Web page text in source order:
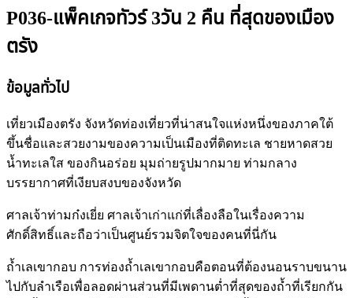
P036-แพ็คเกจทัวร์ 3วัน 2 คืน ที่สุดของเมือง
ตรัง
ข้อมูลทั่วไป
เที่ยวเมืองตรัง จังหวัดท่องเที่ยวที่น่าสนใจแห่งหนึ่งของภาคใต้
ขึ้นชื่อและสวยงามของความเป็นเมืองที่ติดทะเล ชายหาดสวย
น้ำทะเลใส ของกินอร่อย มุมถ่ายรูปมากมาย ท่ามกลาง
บรรยากาศที่เงียบสงบของจังหวัด
ศาลเจ้าท่ามก๋งเยี่ย ศาลเจ้าเก่าแก่ที่เลื่องลือในเรื่องความ
ศักดิ์สิทธิ์และถือว่าเป็นศูนย์รวมจิตใจของคนที่นี่กัน
ถ้ำเลเขากอบ การท่องถ้ำเลเขากอบคือตอนที่ต้องนอนราบขนาน
ไปกับลำเรือเพื่อลอดผ่านส่วนที่มีเพดานต่ำที่สุดของถ้ำที่เรียกกัน